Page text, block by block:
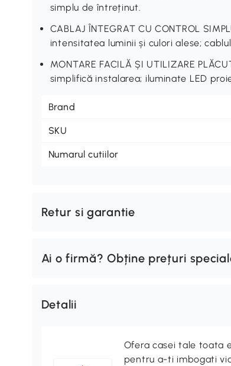
simplu de întreținut.
CABLAJ ÎNTEGRAT CU CONTROL
intensitatea luminii și culori alese;
MONTARE FACILĂ ȘI UTILIZARE
simplifică instalarea; iluminate LED
Brand
SKU
Numarul cutiilor
Retur si garantie
Ai o firmă? Obține prețuri
Detalii
Ofera casei tale toata
pentru a-ti imbogati